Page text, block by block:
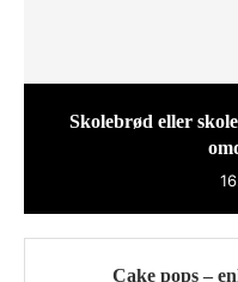
Skolebrød eller
Cake pops –